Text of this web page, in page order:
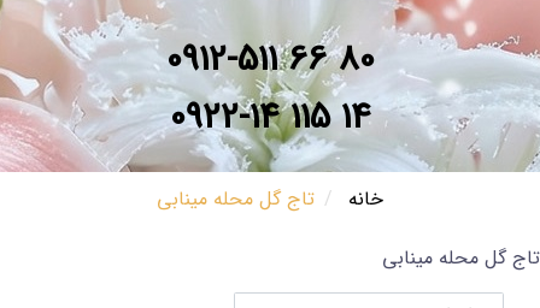
0912-511 66 80
0922-14 115 14
خانه
تاج گل محله مینابی
تاج گل محله مینابی